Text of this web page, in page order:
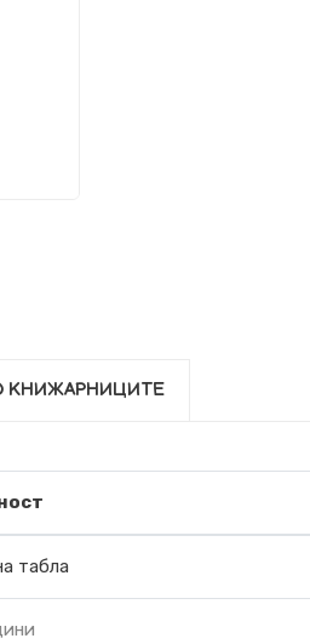
КНИЖАРНИЦИТЕ
табла